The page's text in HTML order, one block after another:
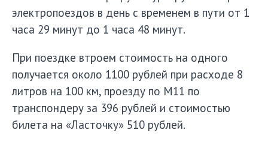
электропоездов в день с временем в пути от 1
часа 29 минут до 1 часа 48 минут.
При поездке втроем стоимость на одного
получается около 1100 рублей при расходе 8
литров на 100 км, проезду по М11 по
транспондеру за 396 рублей и стоимостью
билета на «Ласточку» 510 рублей.